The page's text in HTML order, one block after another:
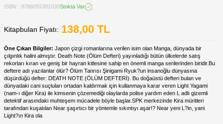
ISBN : 9786055381035Stokta Var
Kitapbulan Fiyatı: 138,00 TL
Öne Çıkan Bilgiler: Japon çizgi romanlarına verilen isim olan Manga, dünyada bir
çılgınlık halini almıştır. Death Note (Ölüm Defteri) yayınladığı bütün ülkelerde satış
rekorları kıran ve geniş bir hayran kitlesine sahip en önemli manga serilerinden biridir.Bu
deftere adı yazılanlar ölür? Ölüm Tanrısı Şinigami Ryuk?un insanoğlu dünyasına
düşürdüğü defter: DEATH NOTE (ÖLÜM DEFTERİ). Bu doğaüstü defteri bulan ve
dünyadaki cani suçluları ortadan kaldırmak için kullanmaya karar veren Light Yagami
(nam-ı diğer Kira) ile kimsenin çözemediği olaylarda polise yardım eden L adlı gizemli
detektif arasındaki muhteşem mücadele böyle başlar.SPK merkezinde Kira müritleri
tarafından kuşatılan Near şaşırtıcı bir yöntemle sıkıntıyı aşar!? Near yeni L?in, yani
Light?ın Kira ola